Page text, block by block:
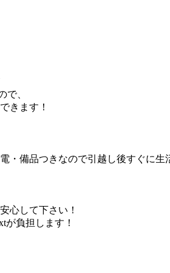
で、
きます！
備品つきなので引越し後すぐに生
心して下さい！
が負担します！